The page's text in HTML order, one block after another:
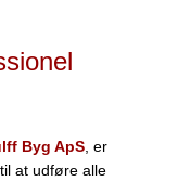
Byg ApS, er
at udføre alle